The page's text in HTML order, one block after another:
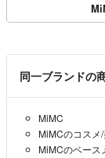
同一ブランドの
MiMC
MiMCのコスメ
MiMCのベース